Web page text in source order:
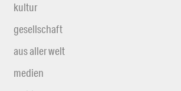
kultur
gesellschaft
aus aller welt
medien